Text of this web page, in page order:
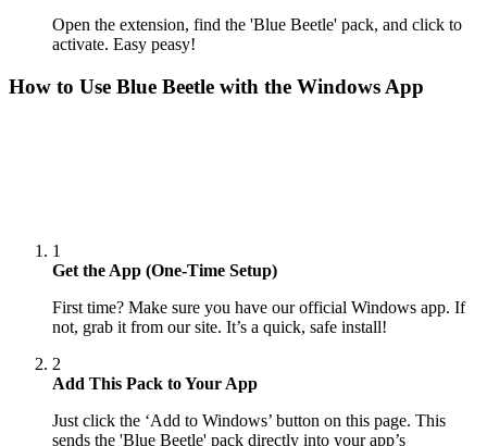
Open the extension, find the 'Blue Beetle' pack, and click to
activate. Easy peasy!
How to Use Blue Beetle with the Windows App
1
Get the App (One-Time Setup)
First time? Make sure you have our official Windows app. If
not, grab it from our site. It’s a quick, safe install!
2
Add This Pack to Your App
Just click the ‘Add to Windows’ button on this page. This
sends the 'Blue Beetle' pack directly into your app’s